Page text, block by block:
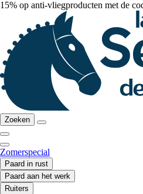
15% op anti-vliegproducten met de
Zoeken
Zomerspecial
Paard in rust
Paard aan het werk
Ruiters